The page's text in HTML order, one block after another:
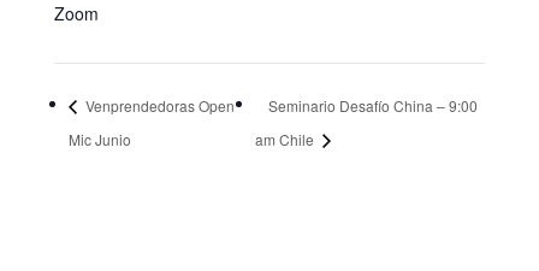
Zoom
Venprendedoras Open
Mic Junio
Seminario Desafío China – 9:00
am Chile